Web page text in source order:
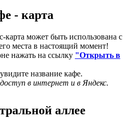
- карта
карта может быть использована с
места в настоящий момент!
нажать на ссылку "Открыть в
название кафе.
в интернет и в Яндекс.
аллее